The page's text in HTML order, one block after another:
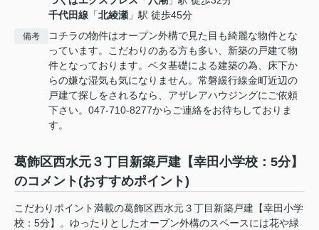
千代田線 「北綾瀬 」駅 徒歩45分
備考
コチラの物件はオープン外構で見た目も綺麗な物件とな
っています。こだわりのある方も多い、新築の戸建て物
件となっております。ベタ基礎による建築の為、床下か
らの嫌な湿気も気になりません。常磐緩行線金町近辺の
戸建て探しをされるなら、アザレアハウジングにご依頼
下さい。047-710-8277からご連絡をお待ちしておりま
す。
葛飾区西水元３丁目新築戸建【幸田小学校：5分】
のコメント(おすすめポイント)
こだわりポイント満載の葛飾区西水元３丁目新築戸建【幸田小学
校：5分】。ゆったりとしたオープン外構のスペースには花や緑